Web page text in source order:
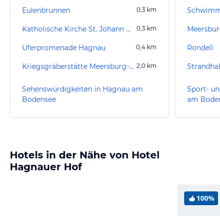
Eulenbrunnen 0,3 km
Katholische Kirche St. Johann Baptist 0,3 km
Uferpromenade Hagnau 0,4 km
Kriegsgräberstätte Meersburg-Lerchenberg 2,0 km
Sehenswürdigkeiten in Hagnau am
Bodensee
Rondell
Sport-
am
Hotels in der Nähe von Hotel
Hagnauer Hof
100%